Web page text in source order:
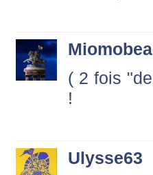
( 2 fois
!
Ulysse63